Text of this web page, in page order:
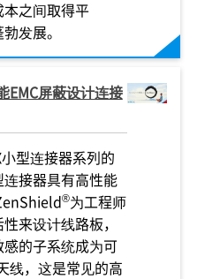
之间取得平
发展。
EMC屏蔽设计连接
小型连接器系列的
接器具有高性能
®为工程师
来设计线路板，
的子系统成为可
线，这是常见的高